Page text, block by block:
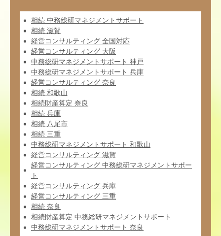
相続 中務総研マネジメントサポート
相続 滋賀
経営コンサルティング 全国対応
経営コンサルティング 大阪
中務総研マネジメントサポート 神戸
中務総研マネジメントサポート 兵庫
経営コンサルティング 奈良
相続 和歌山
相続財産算定 奈良
相続 兵庫
相続 八尾市
相続 三重
中務総研マネジメントサポート 和歌山
経営コンサルティング 滋賀
経営コンサルティング 中務総研マネジメントサポー
ト
経営コンサルティング 兵庫
経営コンサルティング 三重
相続 奈良
相続財産算定 中務総研マネジメントサポート
中務総研マネジメントサポート 奈良